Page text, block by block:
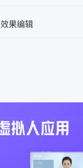
效果编辑